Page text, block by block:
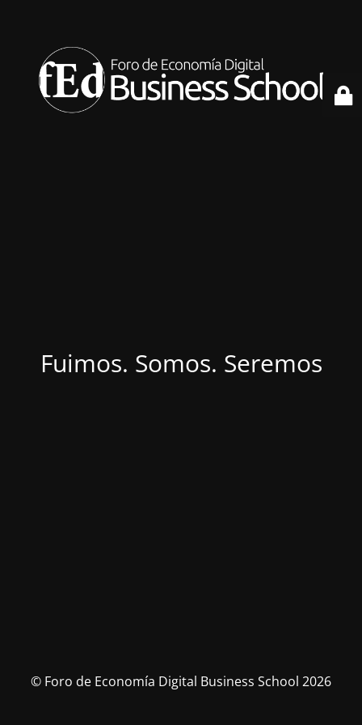
Fuimos. Somos. Seremos
© Foro de Economía Digital Business School 2026